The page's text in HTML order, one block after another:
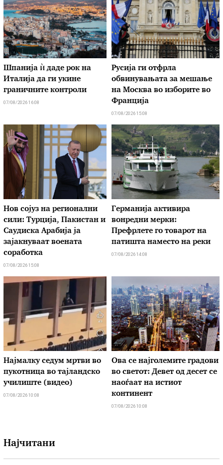
Шпанија ѝ даде рок на
Италија да ги укине
граничните контроли
07/08/2026 16:08
Русија ги отфрла
обвинувањата за мешање
на Москва во изборите во
Франција
07/08/2026 15:08
Нов сојуз на регионални
сили: Турција, Пакистан и
Саудиска Арабија ја
зајакнуваат воената
соработка
07/08/2026 15:08
Германија активира
вонредни мерки:
Префрлете го товарот на
патишта наместо на реки
07/08/2026 14:08
Најмалку седум мртви во
пукотница во тајландско
училиште (видео)
07/08/2026 10:08
Ова се најголемите градови
во светот: Девет од десет се
наоѓаат на истиот
континент
07/08/2026 10:08
Најчитани